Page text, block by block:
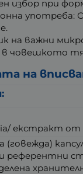
избор при
употреба:
на важни
в човешкото
на
екстракт от
референтни